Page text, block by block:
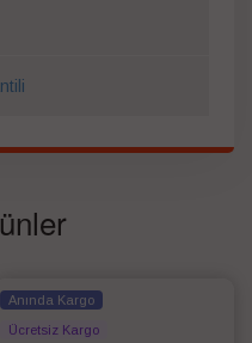
Anında Kargo
Ücretsiz Kargo